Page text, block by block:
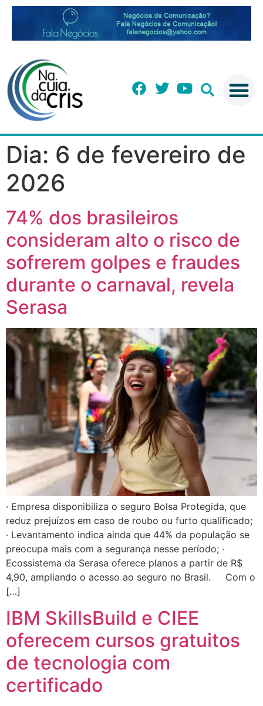
Dia: 6 de fevereiro de
2026
74% dos brasileiros
consideram alto o risco de
sofrerem golpes e fraudes
durante o carnaval, revela
Serasa
· Empresa disponibiliza o seguro Bolsa Protegida, que
reduz prejuízos em caso de roubo ou furto qualificado;
· Levantamento indica ainda que 44% da população se
preocupa mais com a segurança nesse período; ·
Ecossistema da Serasa oferece planos a partir de R$
4,90, ampliando o acesso ao seguro no Brasil. Com o
[…]
IBM SkillsBuild e CIEE
oferecem cursos gratuitos
de tecnologia com
certificado